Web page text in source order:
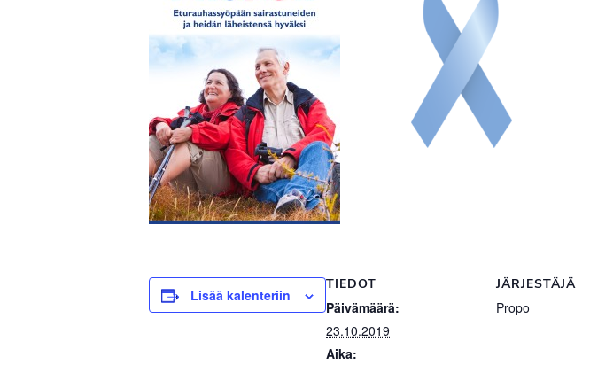
Lisää kalenteriin
TIEDOT
Päivämäärä:
23.10.2019
Aika:
JÄRJESTÄJÄ
Propo